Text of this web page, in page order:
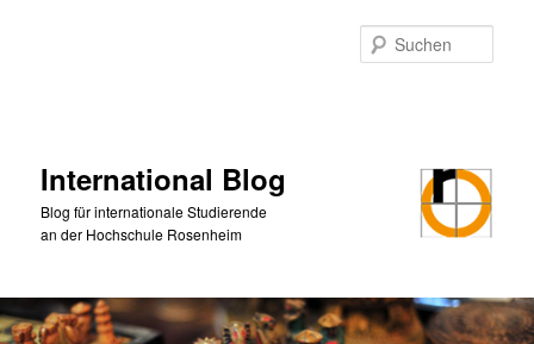
International Blog
Blog für internationale Studierende
an der Hochschule Rosenheim